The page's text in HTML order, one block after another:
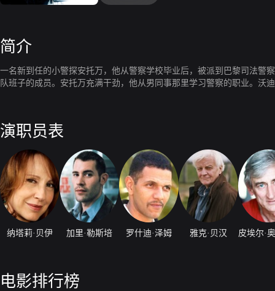
简介
一名新到任的小警探安托万，他从警察学校毕业后，被派到巴黎司法警
队班子的成员。安托万充满干劲，他从男同事那里学习警察的职业。
演职员表
纳塔莉·贝伊 加里·勒斯培 罗什迪·泽姆 雅克·贝汉
电影排行榜